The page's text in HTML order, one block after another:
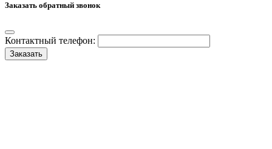
Заказать обратный звонок
Контактный телефон:
Заказать